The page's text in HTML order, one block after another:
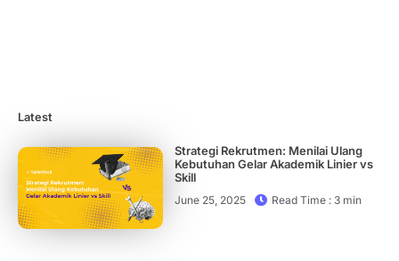
Latest
Strategi Rekrutmen: Menilai Ulang
Kebutuhan Gelar Akademik Linier vs
Skill
June 25, 2025 Read Time : 3 min